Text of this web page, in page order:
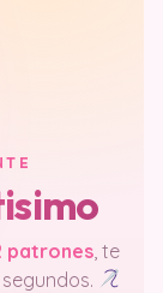
patrones , te